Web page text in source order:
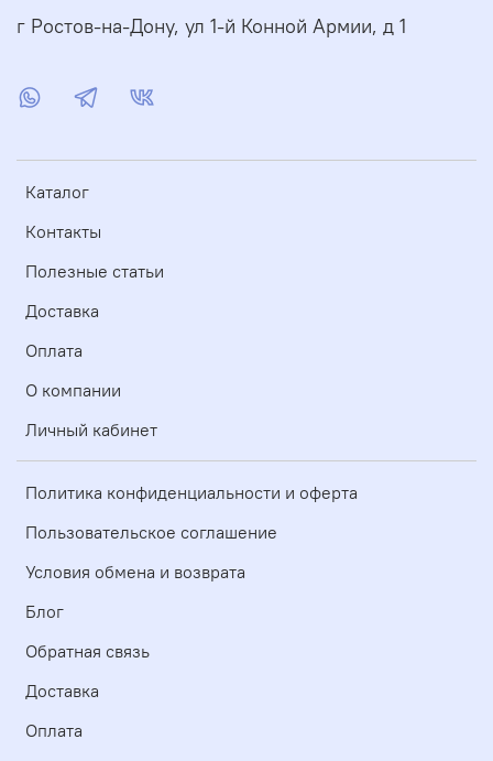
Каталог
Контакты
Полезные статьи
Доставка
Оплата
О компании
Личный кабинет
Политика конфиденциальности и оферта
Пользовательское соглашение
Условия обмена и возврата
Блог
Обратная связь
Доставка
Оплата
г Ростов-на-Дону, ул 1-й Конной Армии, д 1